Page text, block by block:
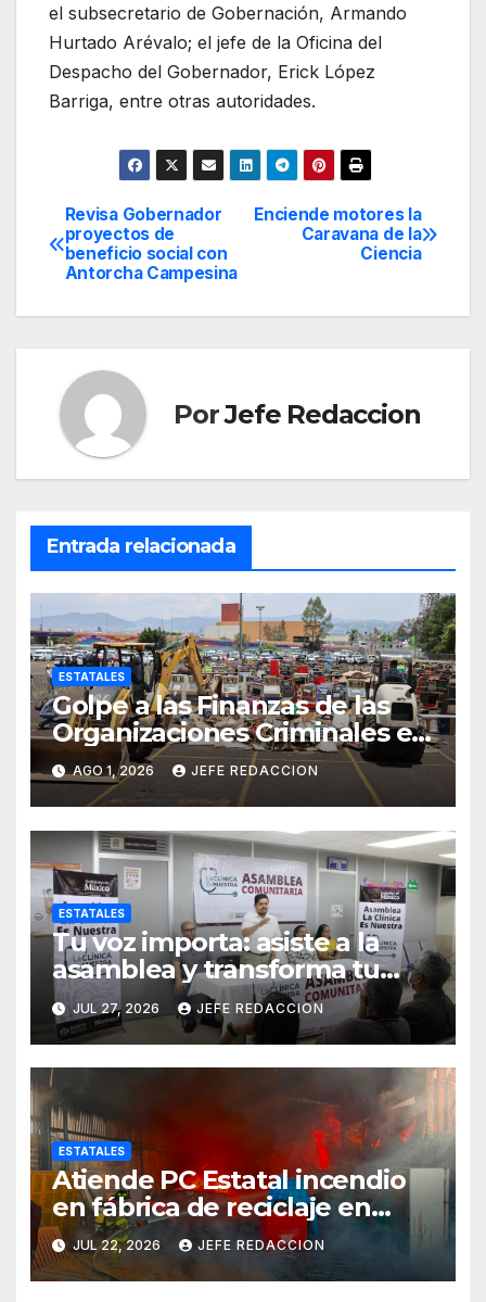
el subsecretario de Gobernación, Armando
Hurtado Arévalo; el jefe de la Oficina del
Despacho del Gobernador, Erick López
Barriga, entre otras autoridades.
Navegación
de
entradas
Enciende motores la
Caravana de la
Ciencia
Revisa Gobernador
proyectos de
beneficio social con
Antorcha Campesina
PorJefe Redaccion
Entrada relacionada
ESTATALES
Golpe a las Finanzas de las
Organizaciones Criminales en
Operativos
Interinstitucionales
AGO 1, 2026 JEFE REDACCION
ESTATALES
Tu voz importa: asiste a la
asamblea y transforma tu
clínica del IMSS-Bienestar
JUL 27, 2026 JEFE REDACCION
ESTATALES
Atiende PC Estatal incendio
en fábrica de reciclaje en
Morelia
JUL 22, 2026 JEFE REDACCION